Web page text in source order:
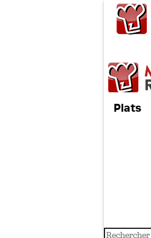
Plats